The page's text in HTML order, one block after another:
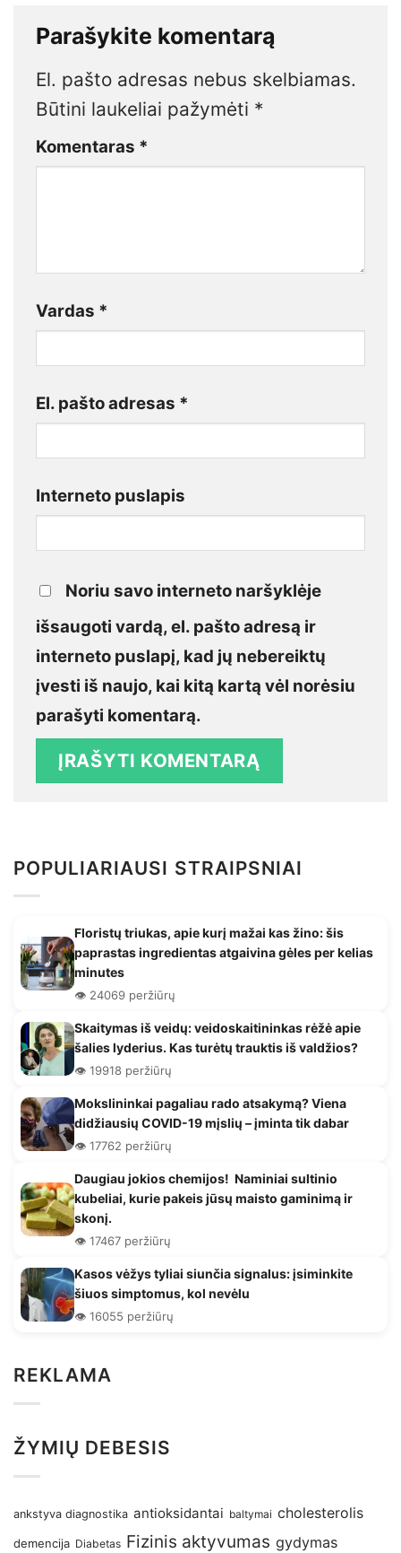
Parašykite komentarą
El. pašto adresas nebus skelbiamas.
Būtini laukeliai pažymėti *
Komentaras *
Vardas *
El. pašto adresas *
Interneto puslapis
Noriu savo interneto naršyklėje
išsaugoti vardą, el. pašto adresą ir
interneto puslapį, kad jų nebereiktų
įvesti iš naujo, kai kitą kartą vėl norėsiu
parašyti komentarą.
POPULIARIAUSI STRAIPSNIAI
Floristų triukas, apie kurį mažai kas žino: šis
paprastas ingredientas atgaivina gėles per kelias
minutes
👁️ 24069 peržiūrų
Skaitymas iš veidų: veidoskaitininkas rėžė apie
šalies lyderius. Kas turėtų trauktis iš valdžios?
👁️ 19918 peržiūrų
Mokslininkai pagaliau rado atsakymą? Viena
didžiausių COVID-19 mįslių – įminta tik dabar
👁️ 17762 peržiūrų
Daugiau jokios chemijos! Naminiai sultinio
kubeliai, kurie pakeis jūsų maisto gaminimą ir
skonį.
👁️ 17467 peržiūrų
Kasos vėžys tyliai siunčia signalus: įsiminkite
šiuos simptomus, kol nevėlu
👁️ 16055 peržiūrų
REKLAMA
ŽYMIŲ DEBESIS
ankstyva diagnostika antioksidantai baltymai cholesterolis
demencija Diabetas Fizinis aktyvumas gydymas